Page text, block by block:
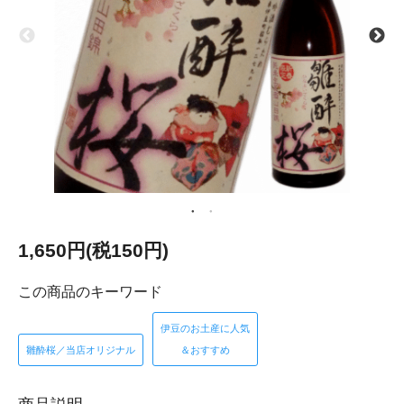
1,650円(税150円)
この商品のキーワード
雛酔桜／当店オリジナル
伊豆のお土産に人気
＆おすすめ